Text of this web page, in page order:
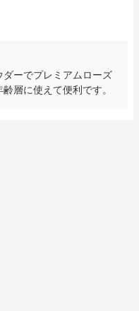
ダーでプレミアムローズ
層に使えて便利です。